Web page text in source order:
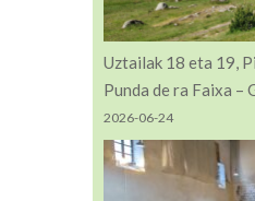
Uztailak 18 eta 19,
Punda de ra Faixa –
2026-06-24